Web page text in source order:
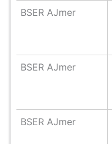
BSER AJmer
BSER AJmer
BSER AJmer